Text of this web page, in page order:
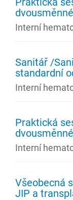
Interní
Sanitář /
standardní
Interní
Praktická
Interní
Všeobecná
JIP a